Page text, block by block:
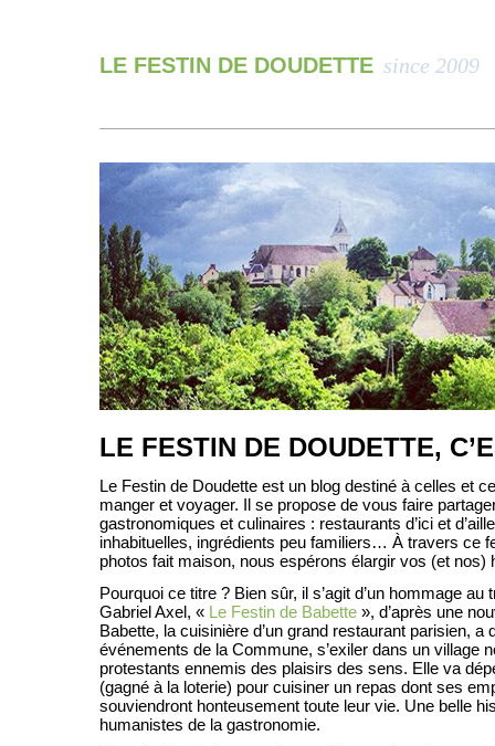
LE FESTIN DE DOUDETTE since 2009
LE FESTIN DE DOUDETTE,
Le Festin de Doudette est un blog destiné à celles et
manger et voyager. Il se propose de vous faire
gastronomiques et culinaires : restaurants d’ici et
inhabituelles, ingrédients peu familiers… À travers ce
photos fait maison, nous espérons élargir vos (et nos)
Pourquoi ce titre ? Bien sûr, il s’agit d’un hommage au
Gabriel Axel, « Le Festin de Babette », d’après une
Babette, la cuisinière d’un grand restaurant parisien, a
événements de la Commune, s’exiler dans un village
protestants ennemis des plaisirs des sens. Elle va
(gagné à la loterie) pour cuisiner un repas dont ses
souviendront honteusement toute leur vie. Une belle
humanistes de la gastronomie.